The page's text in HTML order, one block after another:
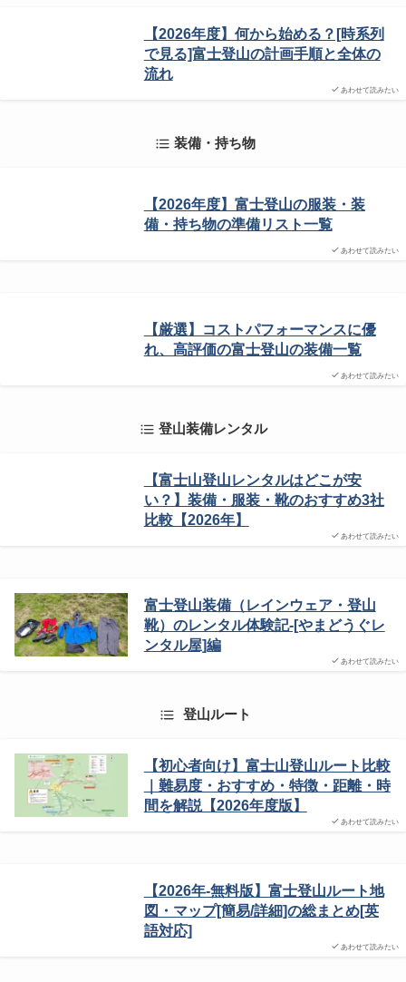
あわせて読みたい
【2026年度】何から始める？[時系列
で見る]富士登山の計画手順と全体の
流れ
装備・持ち物
あわせて読みたい
【2026年度】富士登山の服装・装
備・持ち物の準備リスト一覧
あわせて読みたい
【厳選】コストパフォーマンスに優
れ、高評価の富士登山の装備一覧
登山装備レンタル
あわせて読みたい
【富士山登山レンタルはどこが安
い？】装備・服装・靴のおすすめ3社
比較【2026年】
あわせて読みたい
富士登山装備（レインウェア・登山
靴）のレンタル体験記-[やまどうぐレ
ンタル屋]編
登山ルート
あわせて読みたい
【初心者向け】富士山登山ルート比較
｜難易度・おすすめ・特徴・距離・時
間を解説【2026年度版】
あわせて読みたい
【2026年-無料版】富士登山ルート地
図・マップ[簡易/詳細]の総まとめ[英
語対応]